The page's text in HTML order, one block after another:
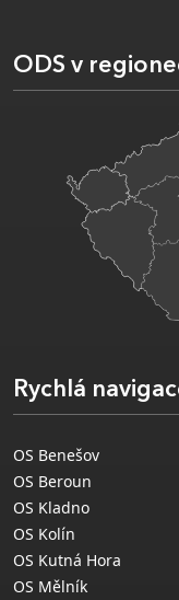
ODS v
Rychlá
OS Benešov
OS Beroun
OS Kladno
OS Kolín
OS Kutná Hora
OS Mělník